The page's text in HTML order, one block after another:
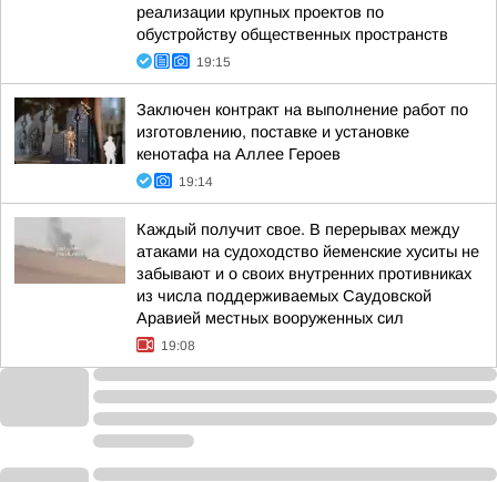
реализации крупных проектов по
обустройству общественных пространств
19:15
Заключен контракт на выполнение работ по
изготовлению, поставке и установке
кенотафа на Аллее Героев
19:14
Каждый получит свое. В перерывах между
атаками на судоходство йеменские хуситы не
забывают и о своих внутренних противниках
из числа поддерживаемых Саудовской
Аравией местных вооруженных сил
19:08